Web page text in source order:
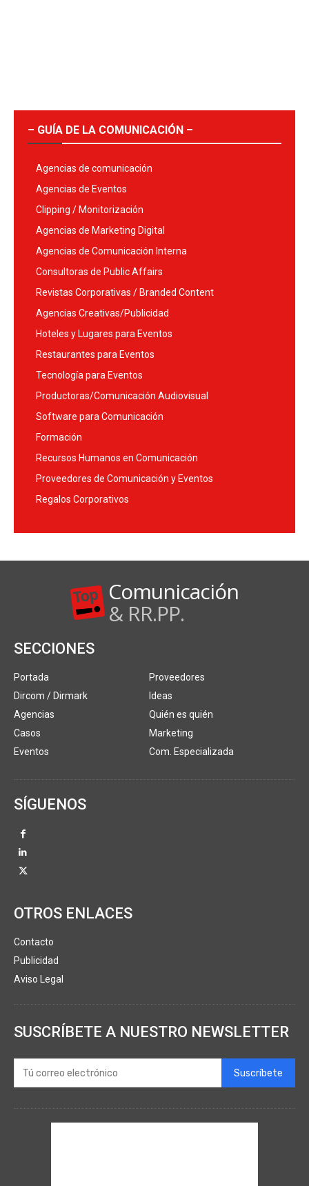
– GUÍA DE LA COMUNICACIÓN –
Agencias de comunicación
Agencias de Eventos
Clipping / Monitorización
Agencias de Marketing Digital
Agencias de Comunicación Interna
Consultoras de Public Affairs
Revistas Corporativas / Branded Content
Agencias Creativas/Publicidad
Hoteles y Lugares para Eventos
Restaurantes para Eventos
Tecnología para Eventos
Productoras/Comunicación Audiovisual
Software para Comunicación
Formación
Recursos Humanos en Comunicación
Proveedores de Comunicación y Eventos
Regalos Corporativos
Comunicación
& RR.PP.
SECCIONES
Portada
Dircom / Dirmark
Agencias
Casos
Eventos
Proveedores
Ideas
Quién es quién
Marketing
Com. Especializada
SÍGUENOS
OTROS ENLACES
Contacto
Publicidad
Aviso Legal
SUSCRÍBETE A NUESTRO NEWSLETTER
Suscríbete